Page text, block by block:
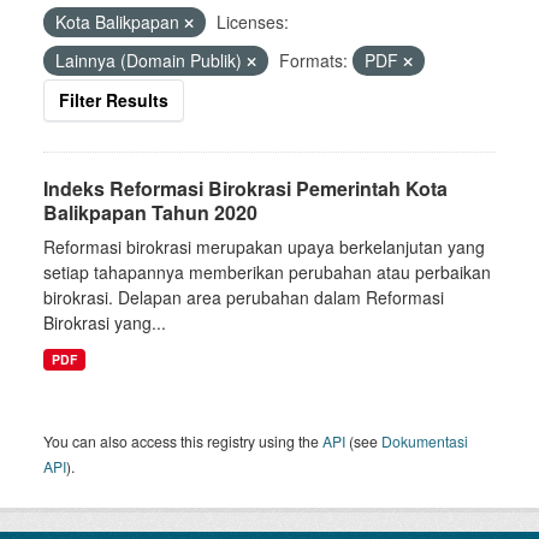
Kota Balikpapan
Licenses:
Lainnya (Domain Publik)
Formats:
PDF
Filter Results
Indeks Reformasi Birokrasi Pemerintah Kota
Balikpapan Tahun 2020
Reformasi birokrasi merupakan upaya berkelanjutan yang
setiap tahapannya memberikan perubahan atau perbaikan
birokrasi. Delapan area perubahan dalam Reformasi
Birokrasi yang...
PDF
You can also access this registry using theAPI (see Dokumentasi
API).